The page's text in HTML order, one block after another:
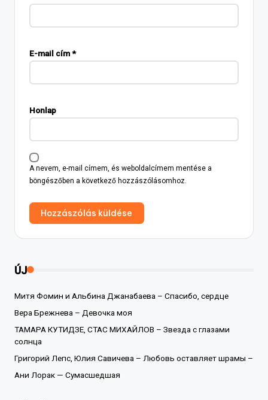
E-mail cím*
Honlap
A nevem, e-mail címem, és weboldalcímem mentése a
böngészőben a következő hozzászólásomhoz.
ÚJ
Митя Фомин и Альбина Джанабаева – Спасибо, сердце
Вера Брежнева – Девочка моя
ТАМАРА КУТИДЗЕ, СТАС МИХАЙЛОВ – Звезда с глазами
солнца
Григорий Лепс, Юлия Савичева – Любовь оставляет шрамы –
Ани Лорак — Сумасшедшая